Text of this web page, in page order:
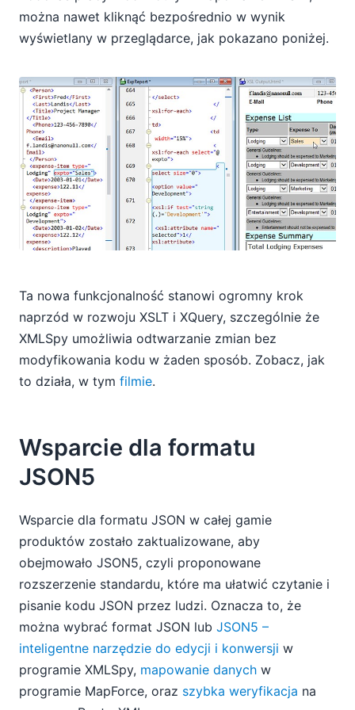
można nawet kliknąć bezpośrednio w wynik
wyświetlany w przeglądarce, jak pokazano poniżej.
Ta nowa funkcjonalność stanowi ogromny krok
naprzód w rozwoju XSLT i XQuery, szczególnie że
XMLSpy umożliwia odtwarzanie zmian bez
modyfikowania kodu w żaden sposób. Zobacz, jak
to działa, w tym filmie.
Wsparcie dla formatu
JSON5
Wsparcie dla formatu JSON w całej gamie
produktów zostało zaktualizowane, aby
obejmowało JSON5, czyli proponowane
rozszerzenie standardu, które ma ułatwić czytanie i
pisanie kodu JSON przez ludzi. Oznacza to, że
można wybrać format JSON lub JSON5 –
inteligentne narzędzie do edycji i konwersji w
programie XMLSpy, mapowanie danych w
programie MapForce, oraz szybka weryfikacja na